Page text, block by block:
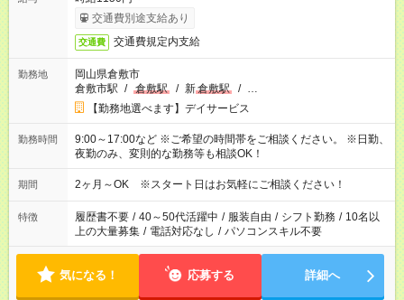
交通費別途支給あり
交通費 交通費規定内支給
勤務地
岡山県倉敷市
倉敷市駅 / 倉敷駅 / 新倉敷駅 / …
【勤務地選べます】デイサービス
勤務時間
9:00～17:00など ※ご希望の時間帯をご相談ください。 ※日勤、
夜勤のみ、変則的な勤務等も相談OK！
期間 2ヶ月～OK ※スタート日はお気軽にご相談ください！
特徴 履歴書不要 / 40～50代活躍中 / 服装自由 / シフト勤務 / 10名以
上の大量募集 / 電話対応なし / パソコンスキル不要
気になる！ 応募する 詳細へ